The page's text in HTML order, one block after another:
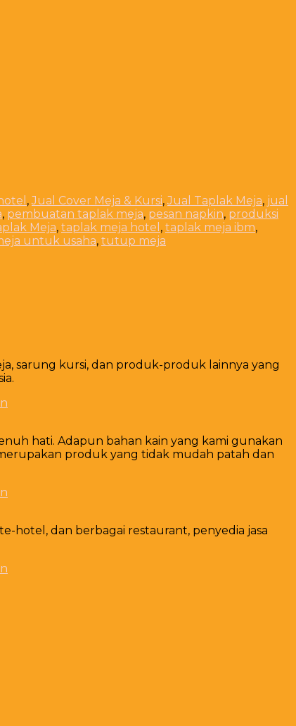
,Jual Cover Meja & Kursi,Jual Taplak Meja, jual
, pembuatan taplak meja, pesan napkin, produksi
Meja, taplak meja hotel , taplak meja ibm,
untuk usaha, tutup meja
sarung kursi, dan produk-produk lainnya yang
hati. Adapun bahan kain yang kami gunakan
produk yang tidak mudah patah dan
hotel, dan berbagai restaurant, penyedia jasa